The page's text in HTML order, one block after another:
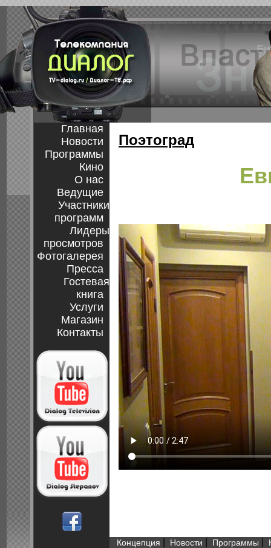
Главная
Новости
Программы
Кино
О нас
Ведущие
Участники
программ
Лидеры
просмотров
Фотогалерея
Пресса
Гостевая
книга
Услуги
Магазин
Контакты
Поэтоград
Концепция Новости Программы